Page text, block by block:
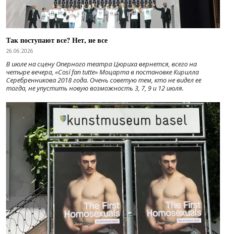
Так поступают все? Нет, не все
26.06.2026
В июле на сцену Оперного театра Цюриха вернется, всего на
четыре вечера, «Cosí fan tutte» Моцарта в постановке Кирилла
Серебренникова 2018 года. Очень советую тем, кто не видел ее
тогда, не упустить новую возможность 3, 7, 9 и 12 июля.